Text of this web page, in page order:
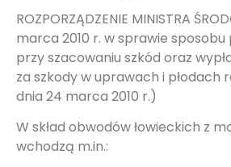
ROZPORZĄDZENIE MINISTRA
marca 2010 r. w sprawie
przy szacowaniu szkód oraz
za szkody w uprawach i płodach
dnia 24 marca 2010 r.)
W skład obwodów łowieckich z
wchodzą m.in.: